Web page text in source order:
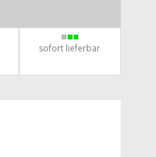
sofort lieferbar